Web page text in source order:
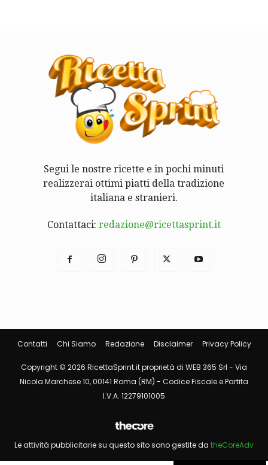
Segui le nostre ricette e in pochi minuti
realizzerai ottimi piatti della tradizione
italiana e stranieri.
Contattaci: redazione@ricettasprint.it
Contatti Chi Siamo Redazione Disclaimer Privacy Policy
Copyright © 2026 RicettaSprint.it proprietà di WEB 365 Srl - Via
Nicola Marchese 10, 00141 Roma (RM) - Codice Fiscale e Partita
I.V.A. 12279101005
Le attività pubblicitarie su questo sito sono gestite da theCoreAdv